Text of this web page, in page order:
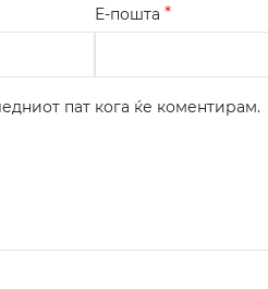
Е-пошта *
пат кога ќе коментирам.